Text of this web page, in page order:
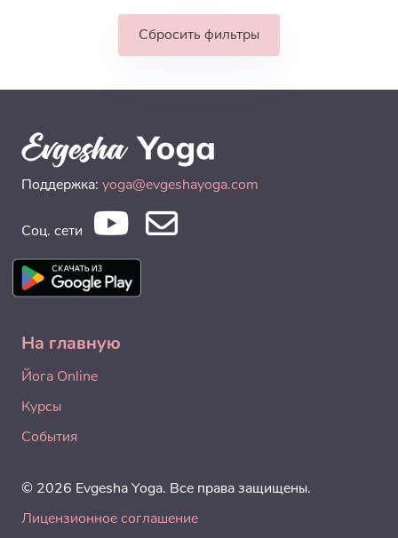
Сбросить фильтры
Поддержка: yoga@evgeshayoga.com
Соц. сети
На главную
Йога Online
Курсы
События
© 2026 Evgesha Yoga. Все права защищены.
Лицензионное соглашение